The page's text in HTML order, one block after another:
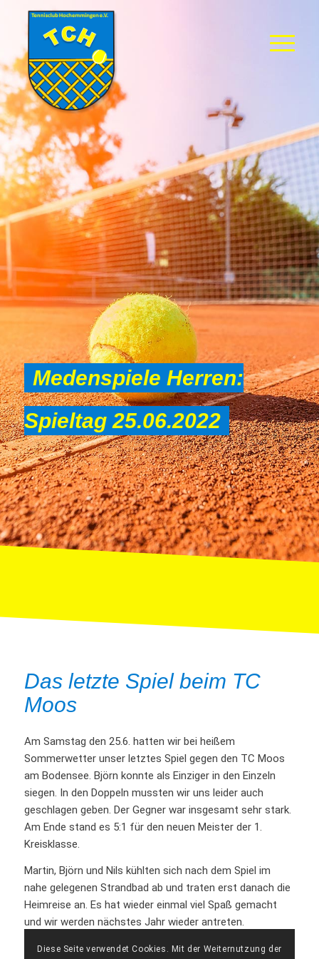
Medenspiele Herren:
Spieltag 25.06.2022
Das letzte Spiel beim TC
Moos
Am Samstag den 25.6. hatten wir bei heißem
Sommerwetter unser letztes Spiel gegen den TC Moos
am Bodensee. Björn konnte als Einziger in den Einzeln
siegen. In den Doppeln mussten wir uns leider auch
geschlagen geben. Der Gegner war insgesamt sehr stark.
Am Ende stand es 5:1 für den neuen Meister der 1.
Kreisklasse.
Martin, Björn und Nils kühlten sich nach dem Spiel im
nahe gelegenen Strandbad ab und traten erst danach die
Heimreise an. Es hat wieder einmal viel Spaß gemacht
und wir werden nächstes Jahr wieder antreten.
Diese Seite verwendet Cookies. Mit der Weiternutzung der